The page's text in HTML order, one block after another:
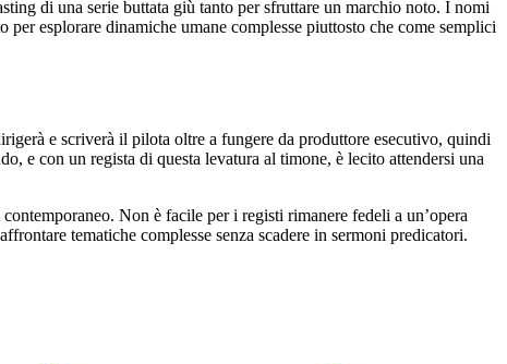
di una serie buttata giù tanto per sfruttare un marchio noto. I nomi
esplorare dinamiche umane complesse piuttosto che come semplici
e scriverà il pilota oltre a fungere da produttore esecutivo, quindi
e con un regista di questa levatura al timone, è lecito attendersi una
Non è facile per i registi rimanere fedeli a un’opera
tematiche complesse senza scadere in sermoni predicatori.